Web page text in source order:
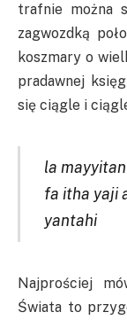
trafnie można
zagwozdką
koszmary o
pradawnej
się ciągle i
la
fa itha yaji
yantahi
Najprościej
Świata to